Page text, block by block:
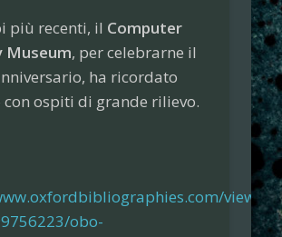
più recenti, il Computer
Museum, per celebrarne il
ha ricordato
con ospiti di grande rilievo.
view/
obo-